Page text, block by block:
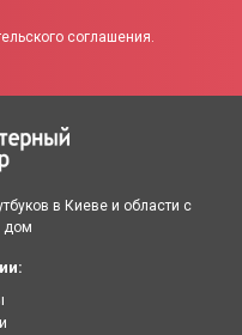
соглашения.
в Киеве и области с
дом